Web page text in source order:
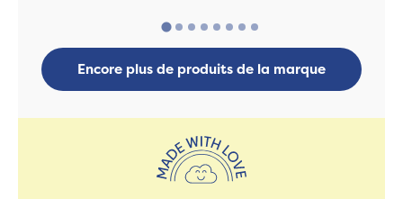
Encore plus de produits de la marque